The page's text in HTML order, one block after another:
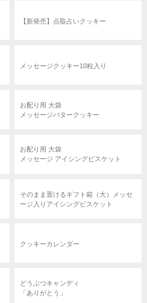
【新発売】点取占いクッキー
メッセージクッキー10粒入り
お配り用 大袋
メッセージバタークッキー
お配り用 大袋
メッセージ アイシングビスケット
そのまま置けるギフト箱（大）メッセ
ージ入りアイシングビスケット
クッキーカレンダー
どうぶつキャンディ
「ありがとう」